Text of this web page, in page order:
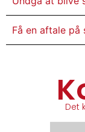
Få en aftale på
Det